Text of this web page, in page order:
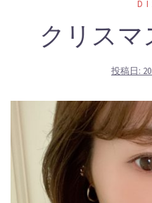
クリスマ
投稿日: